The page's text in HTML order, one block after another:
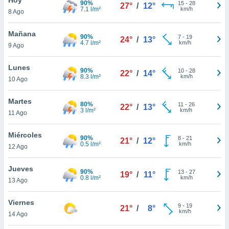
en
más
nuestra
de
cookies
aceptar
8 Ago
90%
7.1 l/m²
27° / 12° 15- 28
km/h
Mañana
9 Ago
90%
4.7 l/m²
24° / 13° 7- 19
km/h
Lunes
10 Ago
90%
8.3 l/m²
22° / 14° 10- 28
km/h
Martes
11 Ago
80%
3 l/m²
22° / 13° 11 - 26
km/h
Miércoles
12 Ago
90%
0.5 l/m²
21° / 12° 8- 21
km/h
Jueves
13 Ago
90%
0.8 l/m²
19° / 11° 13- 27
km/h
Viernes
14 Ago
21° / 8° 9- 19
km/h